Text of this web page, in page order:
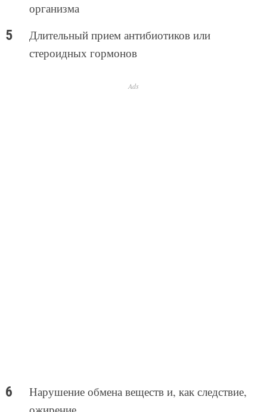
организма
Длительный прием антибиотиков или
стероидных гормонов
Ads
Нарушение обмена веществ и, как следствие,